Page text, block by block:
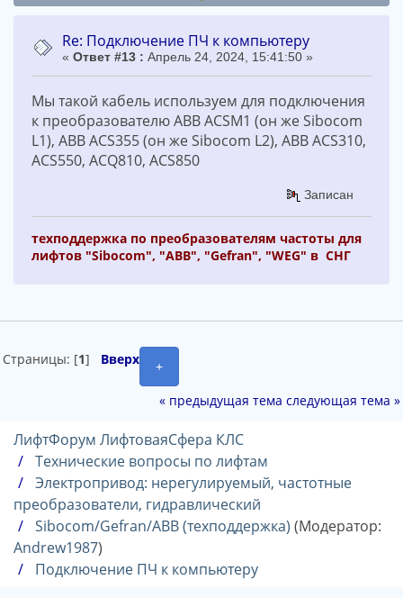
Re: Подключение ПЧ к компьютеру
« Ответ #13 : Апрель 24, 2024, 15:41:50 »
Мы такой кабель используем для подключения
к преобразователю ABB ACSM1 (он же Sibocom
L1), ABB ACS355 (он же Sibocom L2), ABB ACS310,
ACS550, ACQ810, ACS850
Записан
техподдержка по преобразователям частоты для
лифтов "Sibocom", "ABB", "Gefran", "WEG" в СНГ
+
Страницы: [1] Вверх
« предыдущая тема следующая тема »
ЛифтФорум ЛифтоваяСфера КЛС
Технические вопросы по лифтам
Электропривод: нерегулируемый, частотные
преобразователи, гидравлический
Sibocom/Gefran/ABB (техподдержка) (Модератор:
Andrew1987)
Подключение ПЧ к компьютеру